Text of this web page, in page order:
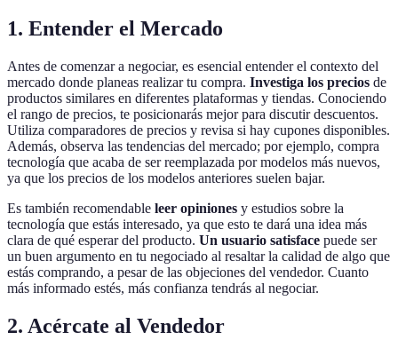
1. Entender el Mercado
Antes de comenzar a negociar, es esencial entender el contexto del
mercado donde planeas realizar tu compra. Investiga los precios de
productos similares en diferentes plataformas y tiendas. Conociendo
el rango de precios, te posicionarás mejor para discutir descuentos.
Utiliza comparadores de precios y revisa si hay cupones disponibles.
Además, observa las tendencias del mercado; por ejemplo, compra
tecnología que acaba de ser reemplazada por modelos más nuevos,
ya que los precios de los modelos anteriores suelen bajar.
Es también recomendable leer opiniones y estudios sobre la
tecnología que estás interesado, ya que esto te dará una idea más
clara de qué esperar del producto. Un usuario satisface puede ser
un buen argumento en tu negociado al resaltar la calidad de algo que
estás comprando, a pesar de las objeciones del vendedor. Cuanto
más informado estés, más confianza tendrás al negociar.
2. Acércate al Vendedor